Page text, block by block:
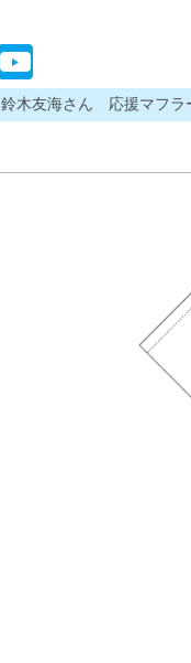
鈴木友海さん 応援マフラ